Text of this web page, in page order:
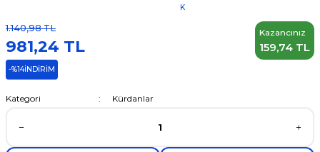
K
1.140,98 TL
981,24 TL
-%14İNDİRİM
Kazancınız
159,74 TL
Kategori Kürdanlar